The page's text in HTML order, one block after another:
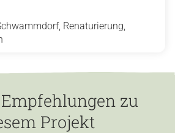
Renaturierung,
zu
Projekt